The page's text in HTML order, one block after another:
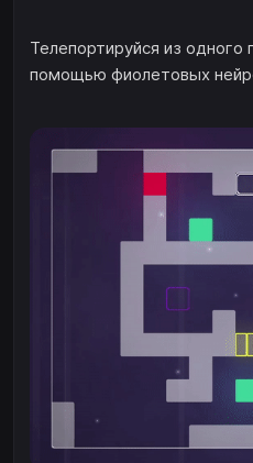
Телепортируйся из одного
помощью фиолетовых